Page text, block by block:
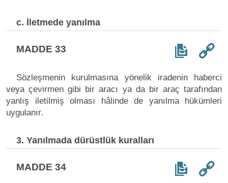
c. İletmede yanılma
MADDE 33
Sözleşmenin kurulmasına yönelik iradenin haberci
veya çevirmen gibi bir aracı ya da bir araç tarafından
yanlış iletilmiş olması hâlinde de yanılma hükümleri
uygulanır.
3. Yanılmada dürüstlük kuralları
MADDE 34